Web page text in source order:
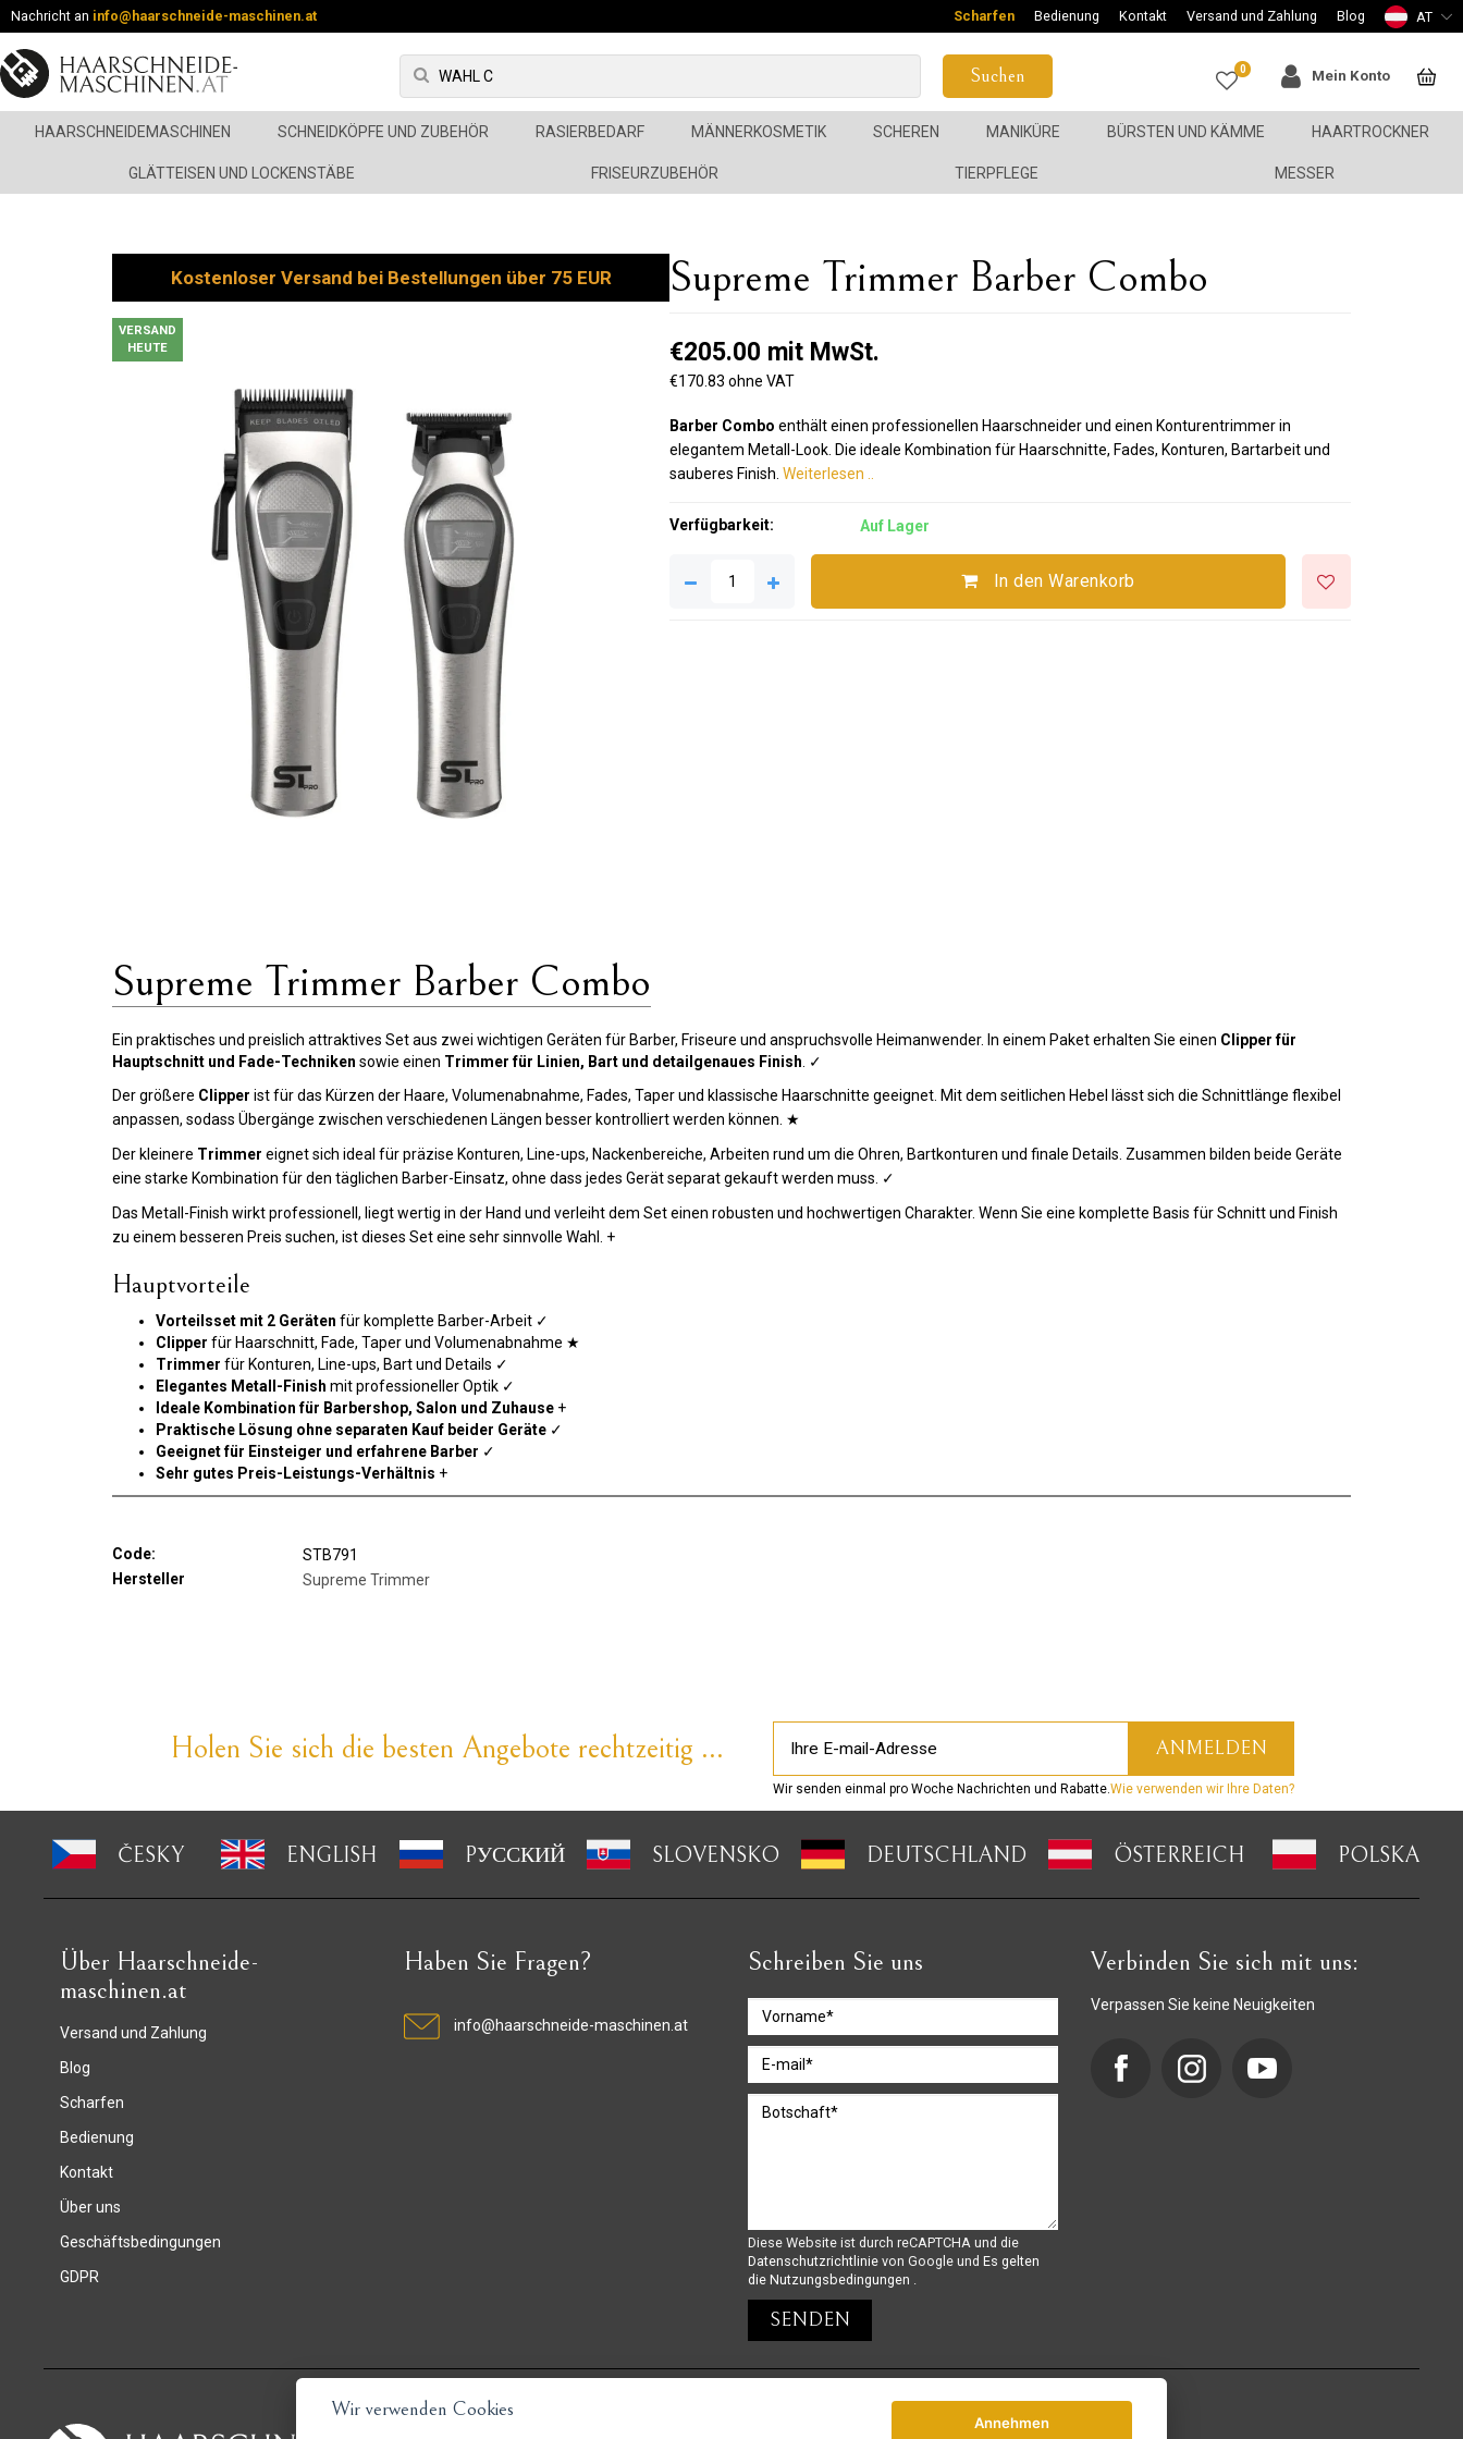
Nachricht an info@haarschneide-maschinen.at Scharfen Bedienung Kontakt Versand und Zahlung Blog AT
Suchen 0 Mein Konto
HAARSCHNEIDEMASCHINEN SCHNEIDKÖPFE UND ZUBEHÖR RASIERBEDARF MÄNNERKOSMETIK SCHEREN MANIKÜRE BÜRSTEN UND KÄMME HAARTROCKNER
GLÄTTEISEN UND LOCKENSTÄBE FRISEURZUBEHÖR TIERPFLEGE MESSER
Kostenloser Versand bei Bestellungen über 75 EUR
VERSAND
HEUTE
Supreme Trimmer Barber Combo
€205.00 mit MwSt.
€170.83 ohne VAT
Barber Combo enthält einen professionellen Haarschneider und einen Konturentrimmer in
elegantem Metall-Look. Die ideale Kombination für Haarschnitte, Fades, Konturen, Bartarbeit und
sauberes Finish. Weiterlesen ..
Verfügbarkeit: Auf Lager
In den Warenkorb
Supreme Trimmer Barber Combo
Ein praktisches und preislich attraktives Set aus zwei wichtigen Geräten für Barber, Friseure und anspruchsvolle Heimanwender. In einem Paket erhalten Sie einen Clipper für
Hauptschnitt und Fade-Techniken sowie einen Trimmer für Linien, Bart und detailgenaues Finish . ✓
Der größere Clipper ist für das Kürzen der Haare, Volumenabnahme, Fades, Taper und klassische Haarschnitte geeignet. Mit dem seitlichen Hebel lässt sich die Schnittlänge flexibel
anpassen, sodass Übergänge zwischen verschiedenen Längen besser kontrolliert werden können. ★
Der kleinere Trimmer eignet sich ideal für präzise Konturen, Line-ups, Nackenbereiche, Arbeiten rund um die Ohren, Bartkonturen und finale Details. Zusammen bilden beide Geräte
eine starke Kombination für den täglichen Barber-Einsatz, ohne dass jedes Gerät separat gekauft werden muss. ✓
Das Metall-Finish wirkt professionell, liegt wertig in der Hand und verleiht dem Set einen robusten und hochwertigen Charakter. Wenn Sie eine komplette Basis für Schnitt und Finish
zu einem besseren Preis suchen, ist dieses Set eine sehr sinnvolle Wahl. +
Hauptvorteile
Vorteilsset mit 2 Geräten für komplette Barber-Arbeit ✓
Clipper für Haarschnitt, Fade, Taper und Volumenabnahme ★
Trimmer für Konturen, Line-ups, Bart und Details ✓
Elegantes Metall-Finish mit professioneller Optik ✓
Ideale Kombination für Barbershop, Salon und Zuhause +
Praktische Lösung ohne separaten Kauf beider Geräte ✓
Geeignet für Einsteiger und erfahrene Barber ✓
Sehr gutes Preis-Leistungs-Verhältnis +
Code:
STB791
Hersteller
Supreme Trimmer
Holen Sie sich die besten Angebote rechtzeitig ...
Wir senden einmal pro Woche Nachrichten und Rabatte.Wie verwenden wir Ihre Daten?
ČESKY ENGLISH PУССКИЙ SLOVENSKO DEUTSCHLAND ÖSTERREICH POLSKA
Über Haarschneide-
maschinen.at
Versand und Zahlung
Blog
Scharfen
Bedienung
Kontakt
Über uns
Geschäftsbedingungen
GDPR
Haben Sie Fragen?
info@haarschneide-maschinen.at
Schreiben Sie uns
Diese Website ist durch reCAPTCHA und die
Datenschutzrichtlinie von Google und Es gelten
die Nutzungsbedingungen .
Verbinden Sie sich mit uns:
Verpassen Sie keine Neuigkeiten
Wir verwenden Cookies
Annehmen